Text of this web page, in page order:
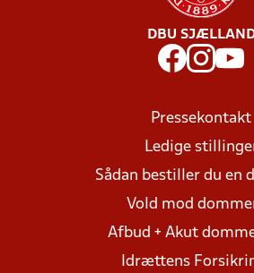
DBU
Pressekontakt
Ledige
Sådan bestiller du en
Vold mod
Afbud + Akut
Idrættens